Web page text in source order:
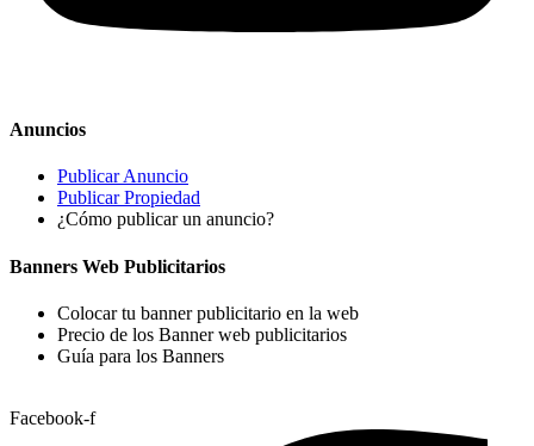
Anuncios
Publicar Anuncio
Publicar Propiedad
¿Cómo publicar un anuncio?
Banners Web Publicitarios
Colocar tu banner publicitario en la web
Precio de los Banner web publicitarios
Guía para los Banners
Facebook-f